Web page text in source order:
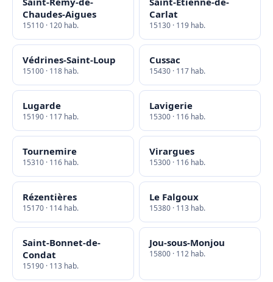
Chaudes-Aigues
15110 · 120 hab.
Carlat
15130 · 119 hab.
Védrines-Saint-Loup
15100 · 118 hab.
Cussac
15430 · 117 hab.
Lugarde
15190 · 117 hab.
Lavigerie
15300 · 116 hab.
Tournemire
15310 · 116 hab.
Virargues
15300 · 116 hab.
Rézentières
15170 · 114 hab.
Le Falgoux
15380 · 113 hab.
Saint-Bonnet-de-
Condat
15190 · 113 hab.
Jou-sous-Monjou
15800 · 112 hab.